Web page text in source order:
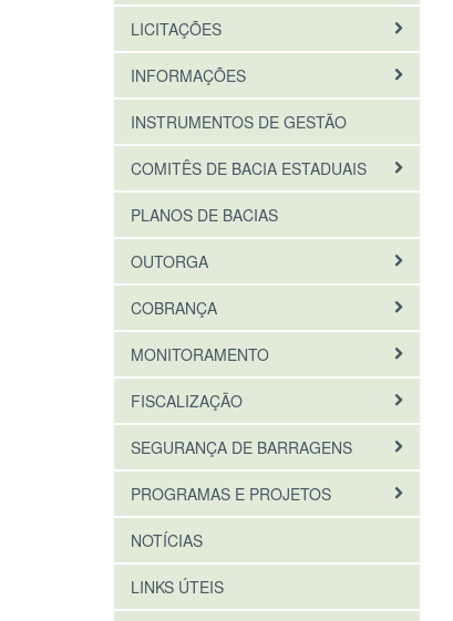
LICITAÇÕES
INFORMAÇÕES
INSTRUMENTOS DE GESTÃO
COMITÊS DE BACIA ESTADUAIS
PLANOS DE BACIAS
OUTORGA
COBRANÇA
MONITORAMENTO
FISCALIZAÇÃO
SEGURANÇA DE BARRAGENS
PROGRAMAS E PROJETOS
NOTÍCIAS
LINKS ÚTEIS